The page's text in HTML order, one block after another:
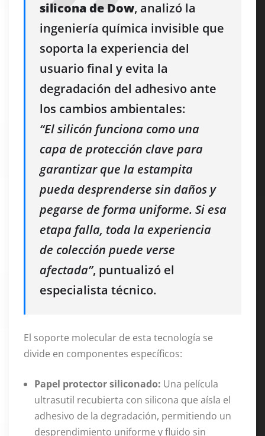
silicona de Dow, analizó la
ingeniería química invisible que
soporta la experiencia del
usuario final y evita la
degradación del adhesivo ante
los cambios ambientales:
“El silicón funciona como una
capa de protección clave para
garantizar que la estampita
pueda desprenderse sin daños y
pegarse de forma uniforme. Si esa
etapa falla, toda la experiencia
de colección puede verse
afectada”, puntualizó el
especialista técnico.
El soporte molecular de esta tecnología se
divide en componentes específicos:
Papel protector siliconado: Una película
ultrasutil recubierta con silicona que aísla el
adhesivo de la degradación, permitiendo un
desprendimiento uniforme y fluido sin